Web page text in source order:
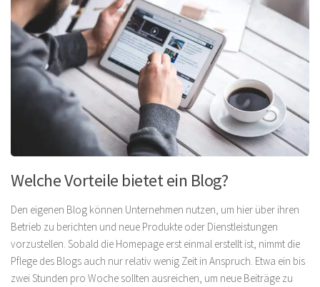
Welche Vorteile bietet ein Blog?
Den eigenen Blog können Unternehmen nutzen, um hier über ihren
Betrieb zu berichten und neue Produkte oder Dienstleistungen
vorzustellen. Sobald die Homepage erst einmal erstellt ist, nimmt die
Pflege des Blogs auch nur relativ wenig Zeit in Anspruch. Etwa ein bis
zwei Stunden pro Woche sollten ausreichen, um neue Beiträge zu